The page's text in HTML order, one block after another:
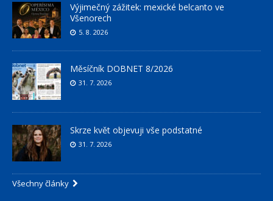
Výjimečný zážitek: mexické belcanto ve
Všenorech
5. 8. 2026
Měsíčník DOBNET 8/2026
31. 7. 2026
Skrze květ objevuji vše podstatné
31. 7. 2026
Všechny články